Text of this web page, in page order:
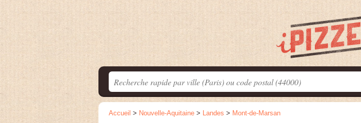
Accueil > Nouvelle-Aquitaine > Landes > Mont-de-Marsan